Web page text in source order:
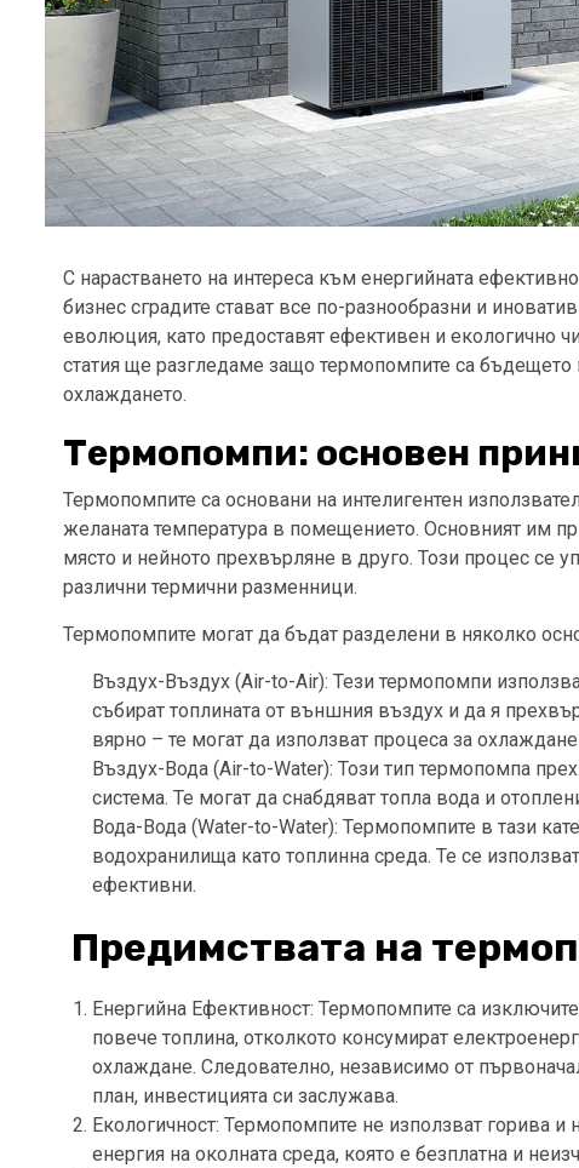
С нарастването на интереса към енергийната
бизнес сградите стават все по-разнообразни и
еволюция, като предоставят ефективен и екологично
статия ще разгледаме защо термопомпите са
охлаждането.
Термопомпи: основен
Термопомпите са основани на интелигентен
желаната температура в помещението. Основният им
място и нейното прехвърляне в друго. Този процес се
различни термични разменници.
Термопомпите могат да бъдат разделени в няколко
Въздух-Въздух (Air-to-Air): Тези термопомпи
събират топлината от външния въздух и да я
вярно – те могат да използват процеса за
Въздух-Вода (Air-to-Water): Този тип термопомпа
система. Те могат да снабдяват топла вода и
Вода-Вода (Water-to-Water): Термопомпите в тази
водохранилища като топлинна среда. Те се
ефективни.
Предимствата на
Енергийна Ефективност: Термопомпите са
повече топлина, отколкото консумират
охлаждане. Следователно, независимо от
план, инвестицията си заслужава.
Екологичност: Термопомпите не използват горива
енергия на околната среда, която е безплатна и